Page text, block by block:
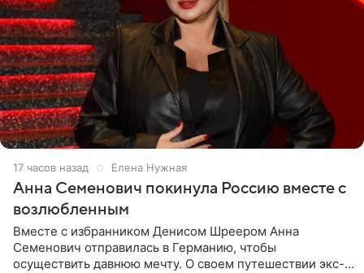
17 часов назад Елена Нужная
Анна Семенович покинула Россию вместе с
возлюбленным
Вместе с избранником Денисом Шреером Анна
Семенович отправилась в Германию, чтобы
осуществить давнюю мечту. О своем путешествии экс-